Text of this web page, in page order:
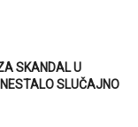
SKANDAL U
SLUČAJNO